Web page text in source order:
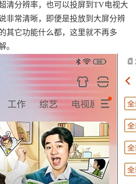
清分辨率，也可以投屏到TV电视大
非常清晰，即便是投放到大屏分辨
其它功能什么都，这里就不再多
。